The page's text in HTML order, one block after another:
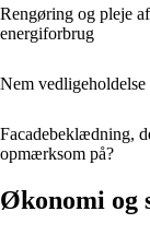
Rengøring og pleje
energiforbrug
Nem
Facadebeklædning,
opmærksom på?
Økonomi og